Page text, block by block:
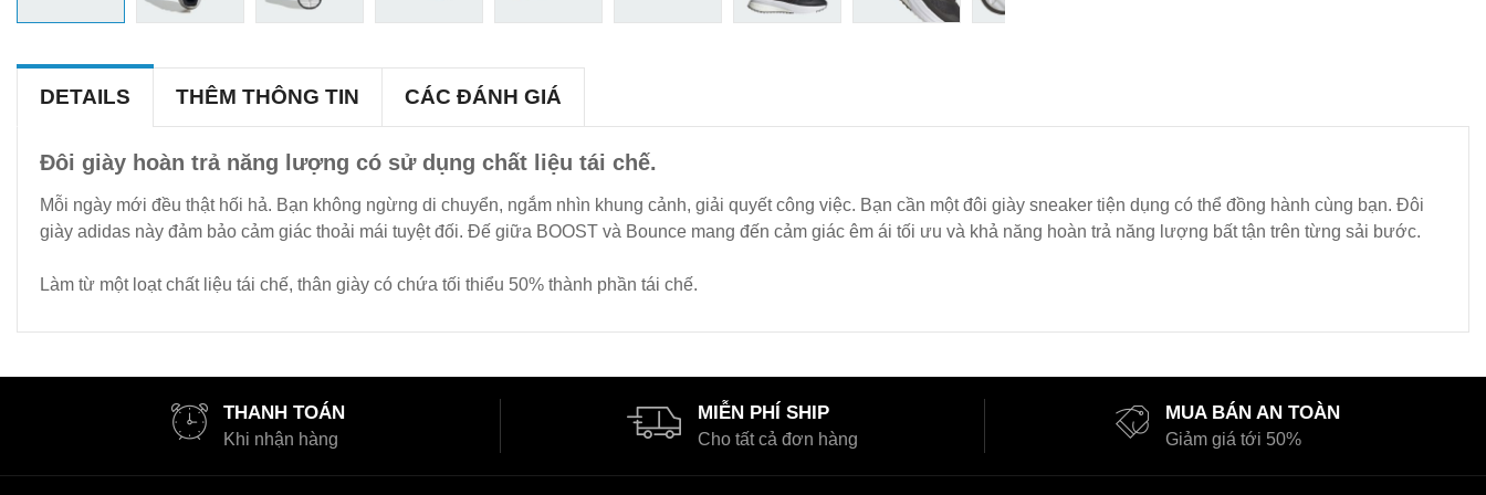
DETAILS THÊM THÔNG TIN CÁC ĐÁNH GIÁ
Đôi giày hoàn trả năng lượng có sử dụng chất liệu tái chế.
Mỗi ngày mới đều thật hối hả. Bạn không ngừng di chuyển, ngắm nhìn khung cảnh, giải quyết công việc. Bạn cần một đôi giày sneaker tiện dụng có thể đồng hành cùng bạn. Đôi
giày adidas này đảm bảo cảm giác thoải mái tuyệt đối. Đế giữa BOOST và Bounce mang đến cảm giác êm ái tối ưu và khả năng hoàn trả năng lượng bất tận trên từng sải bước.
Làm từ một loạt chất liệu tái chế, thân giày có chứa tối thiểu 50% thành phần tái chế.
THANH TOÁN
Khi nhận hàng
MIỄN PHÍ SHIP
Cho tất cả đơn hàng
MUA BÁN AN TOÀN
Giảm giá tới 50%